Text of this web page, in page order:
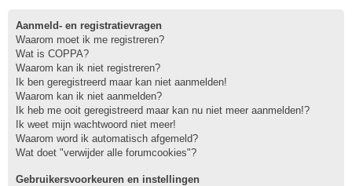
Aanmeld- en registratievragen
Waarom moet ik me registreren?
Wat is COPPA?
Waarom kan ik niet registreren?
Ik ben geregistreerd maar kan niet aanmelden!
Waarom kan ik niet aanmelden?
Ik heb me ooit geregistreerd maar kan nu niet meer aanmelden!?
Ik weet mijn wachtwoord niet meer!
Waarom word ik automatisch afgemeld?
Wat doet "verwijder alle forumcookies"?
Gebruikersvoorkeuren en instellingen